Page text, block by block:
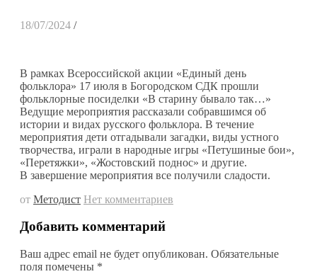
18/07/2024 /
В рамках Всероссийской акции «Единый день
фольклора» 17 июля в Богородском СДК прошли
фольклорные посиделки «В старину бывало так…»
Ведущие мероприятия рассказали собравшимся об
истории и видах русского фольклора. В течение
мероприятия дети отгадывали загадки, виды устного
творчества, играли в народные игры «Петушиные бои»,
«Перетяжки», «Жостовский поднос» и другие.
В завершение мероприятия все получили сладости.
от Методист Нет комментариев
Добавить комментарий
Ваш адрес email не будет опубликован. Обязательные
поля помечены *